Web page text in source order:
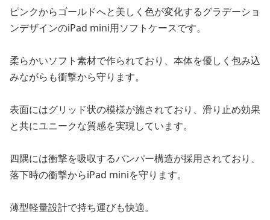
ピンクからゴールドへと美しく色が変化するグラデーショ
ンデザインのiPad mini用ソフトケースです。
柔らかいソフト素材で作られており、本体を優しく包み込
みながらも衝撃から守ります。
表面にはグリッド状の模様が施されており、滑り止め効果
と共にユニークな質感を実現しています。
四隅には衝撃を吸収するバンパー構造が採用されており、
落下時の衝撃からiPad miniを守ります。
薄型軽量設計で持ち運びも快適。